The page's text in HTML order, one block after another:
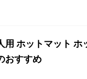
用 ホットマット ホ
おすすめ